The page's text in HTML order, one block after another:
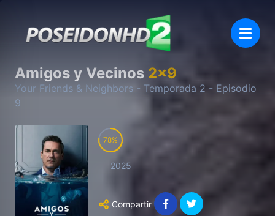
Amigos y Vecinos 2x9
Your Friends & Neighbors - Temporada 2 - Episodio
9
78
2025
Compartir